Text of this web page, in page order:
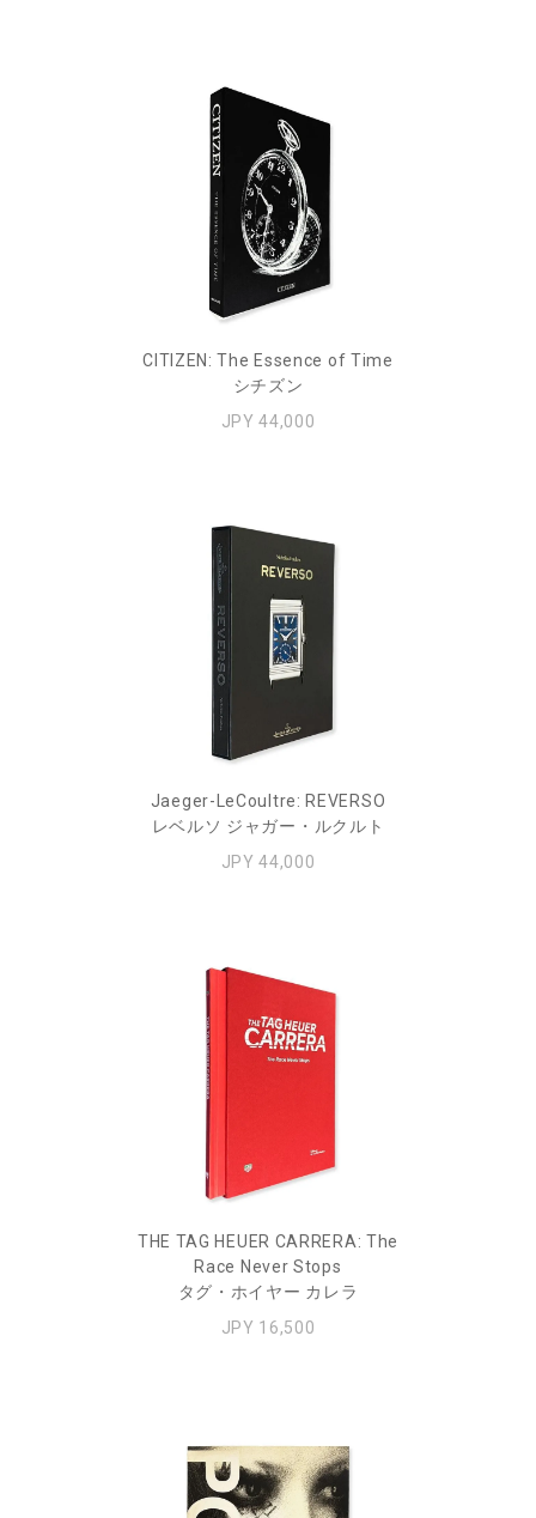
CITIZEN: The Essence of Time
シチズン
JPY 44,000
Jaeger-LeCoultre: REVERSO
レベルソ ジャガー・ルクルト
JPY 44,000
THE TAG HEUER CARRERA: The
Race Never Stops
タグ・ホイヤー カレラ
JPY 16,500